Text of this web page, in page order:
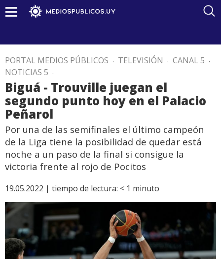
PORTAL MEDIOS PÚBLICOS . TELEVISIÓN . CANAL 5 .
NOTICIAS 5 .
Biguá - Trouville juegan el
segundo punto hoy en el Palacio
Peñarol
Por una de las semifinales el último campeón
de la Liga tiene la posibilidad de quedar está
noche a un paso de la final si consigue la
victoria frente al rojo de Pocitos
19.05.2022 | tiempo de lectura: < 1 minuto